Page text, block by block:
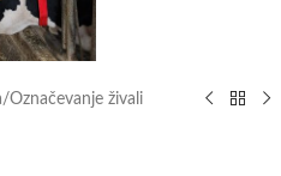
/Označevanje živali